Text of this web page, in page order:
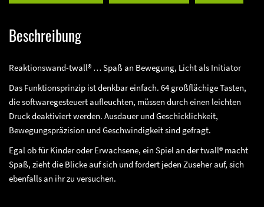
Beschreibung
Reaktionswand-twall® … Spaß an Bewegung, Licht als Initiator
Das Funktionsprinzip ist denkbar einfach. 64 großflächige Tasten,
die softwaregesteuert aufleuchten, müssen durch einen leichten
Druck deaktiviert werden. Ausdauer und Geschicklichkeit,
Bewegungspräzision und Geschwindigkeit sind gefragt.
Egal ob für Kinder oder Erwachsene, ein Spiel an der twall® macht
Spaß, zieht die Blicke auf sich und fordert jeden Zuseher auf, sich
ebenfalls an ihr zu versuchen.